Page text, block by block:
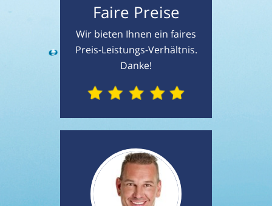
Faire Preise
Wir bieten Ihnen ein faires
Preis-Leistungs-Verhältnis.
Danke!